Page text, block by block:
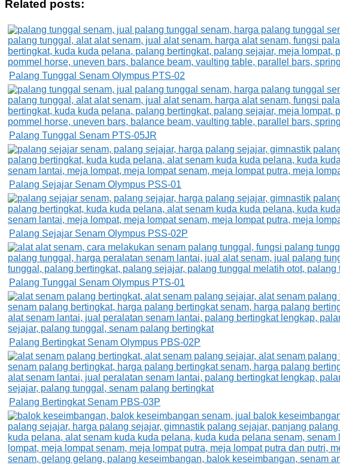
Related posts:
Palang Tunggal Senam Olympus PTS-02
Palang Tunggal Senam PTS-05JR
Palang Sejajar Senam Olympus PSS-01
Palang Sejajar Senam Olympus PSS-02P
Palang Tunggal Senam Olympus PTS-01
Palang Bertingkat Senam Olympus PBS-02P
Palang Bertingkat Senam PBS-03P